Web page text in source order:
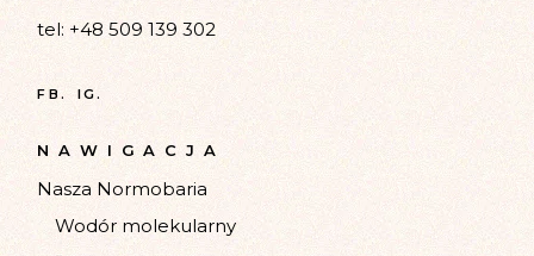
tel: +48 509 139 302
FB. IG.
NAWIGACJA
Nasza Normobaria
Wodór molekularny